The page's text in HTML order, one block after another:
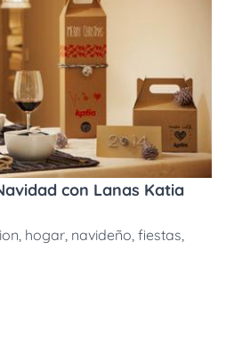
con Lanas Katia
, hogar, navideño, fiestas,